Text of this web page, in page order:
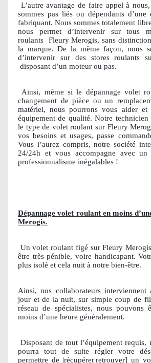
L’autre avantage de faire appel à
sommes pas liés ou dépendants d’une
fabriquant. Nous sommes totalement
nous permet d’intervenir sur tous
roulants
Fleury Merogis, sans
la marque. De la même façon, nous
d’intervenir sur des stores roulants
disposant d’un moteur ou pas.
Ainsi, même si le dépannage volet
changement de pièce ou un
matériel, nous pourrons vous aider et
équipement de qualité. Notre
le type de volet roulant sur Fleury
vos besoins et usages, passe
Vous l’aurez compris, notre société
24/24h et vous accompagne avec
professionnalisme inégalables !
Dépannage volet roulant en moins
Merogis.
Un volet roulant figé sur Fleury Merogis
être très pénible, voire handicapant.
plus isolé et cela nuit à notre bien-être.
Ainsi, nos collaborateurs
jour et de la nuit, sur simple coup de
réseau de spécialistes, nous pouvons
moins d’une heure généralement.
Disposant de tout l’équipement requis,
pourra tout de suite régler votre
permettre de |récupérer|retrouver] un